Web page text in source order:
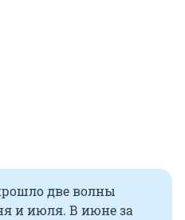
две волны
и июля. В июне за